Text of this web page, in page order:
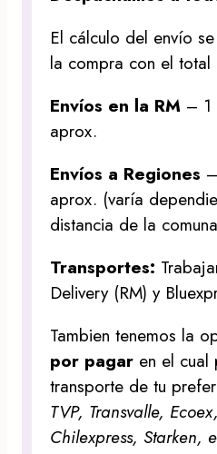
El cálculo del envío
la compra con el
Envíos en la RM – 1
aprox.
Envíos a Regiones
aprox. (varía
distancia de la
Transportes:
Delivery (RM) y
Tambien tenemos la
por pagar en el cual
transporte de tu
TVP, Transvalle,
Chilexpress, Starken,